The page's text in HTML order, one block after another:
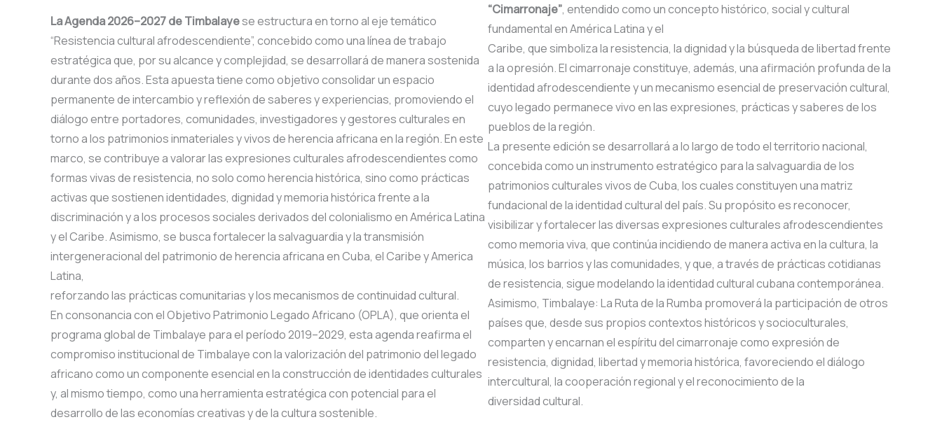
La Agenda 2026–2027 de Timbalayese estructura en torno al eje temático
“Resistencia cultural afrodescendiente”, concebido como una línea de trabajo
estratégica que, por su alcance y complejidad, se desarrollará de manera sostenida
durante dos años. Esta apuesta tiene como objetivo consolidar un espacio
permanente de intercambio y reflexión de saberes y experiencias, promoviendo el
diálogo entre portadores, comunidades, investigadores y gestores culturales en
torno a los patrimonios inmateriales y vivos de herencia africana en la región. En este
marco, se contribuye a valorar las expresiones culturales afrodescendientes como
formas vivas de resistencia, no solo como herencia histórica, sino como prácticas
activas que sostienen identidades, dignidad y memoria histórica frente a la
discriminación y a los procesos sociales derivados del colonialismo en América Latina
y el Caribe. Asimismo, se busca fortalecer la salvaguardia y la transmisión
intergeneracional del patrimonio de herencia africana en Cuba, el Caribe y America
Latina,
reforzando las prácticas comunitarias y los mecanismos de continuidad cultural.
En consonancia con el Objetivo Patrimonio Legado Africano (OPLA), que orienta el
programa global de Timbalaye para el período 2019–2029, esta agenda reafirma el
compromiso institucional de Timbalaye con la valorización del patrimonio del legado
africano como un componente esencial en la construcción de identidades culturales
y, al mismo tiempo, como una herramienta estratégica con potencial para el
desarrollo de las economías creativas y de la cultura sostenible.
“Cimarronaje”, entendido como un concepto histórico, social y cultural
fundamental en América Latina y el
Caribe, que simboliza la resistencia, la dignidad y la búsqueda de libertad frente
a la opresión. El cimarronaje constituye, además, una afirmación profunda de la
identidad afrodescendiente y un mecanismo esencial de preservación cultural,
cuyo legado permanece vivo en las expresiones, prácticas y saberes de los
pueblos de la región.
La presente edición se desarrollará a lo largo de todo el territorio nacional,
concebida como un instrumento estratégico para la salvaguardia de los
patrimonios culturales vivos de Cuba, los cuales constituyen una matriz
fundacional de la identidad cultural del país. Su propósito es reconocer,
visibilizar y fortalecer las diversas expresiones culturales afrodescendientes
como memoria viva, que continúa incidiendo de manera activa en la cultura, la
música, los barrios y las comunidades, y que, a través de prácticas cotidianas
de resistencia, sigue modelando la identidad cultural cubana contemporánea.
Asimismo, Timbalaye: La Ruta de la Rumba promoverá la participación de otros
países que, desde sus propios contextos históricos y socioculturales,
comparten y encarnan el espíritu del cimarronaje como expresión de
resistencia, dignidad, libertad y memoria histórica, favoreciendo el diálogo
intercultural, la cooperación regional y el reconocimiento de la
diversidad cultural.